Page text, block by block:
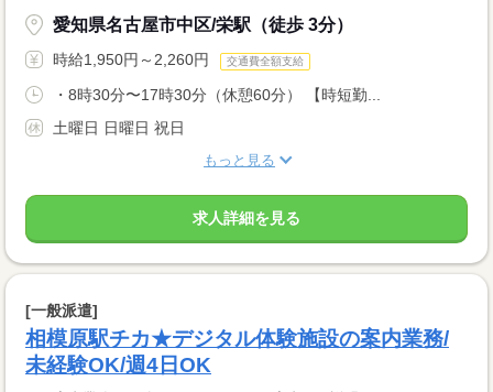
愛知県名古屋市中区/栄駅（徒歩 3分）
時給1,950円～2,260円 交通費全額支給
・8時30分〜17時30分（休憩60分） 【時短勤...
土曜日 日曜日 祝日
もっと見る
求人詳細を見る
[一般派遣]
相模原駅チカ★デジタル体験施設の案内業務/
未経験OK/週4日OK